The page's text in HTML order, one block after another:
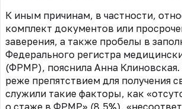
К иным причинам, в частности,
комплект документов или
заверения, а также пробелы в
Федерального регистра
(ФРМР), пояснила Анна Клиновская.
реже препятствием для получения
служили такие факторы, как